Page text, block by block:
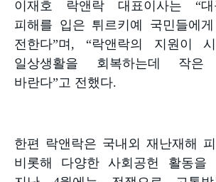
이재호 락앤락 대표이사는 “
피해를 입은 튀르키예 국민들에
전한다”며 , “락앤락의 지원이
일상생활을 회복하는데 작
바란다”고 전했다.
한편 락앤락은 국내외 재난재해
비롯해 다양한 사회공헌 활동을